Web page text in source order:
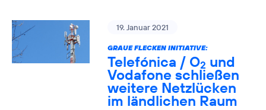
19. Januar 2021
GRAUE FLECKEN INITIATIVE:
Telefónica / O2 und
Vodafone schließen
weitere Netzlücken
im ländlichen Raum